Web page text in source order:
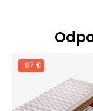
-87 €